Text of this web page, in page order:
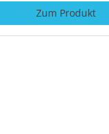
Zum Produkt